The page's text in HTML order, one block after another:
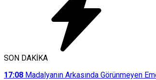
SON DAKİKA
17:08 Madalyanın Arkasında Görünmeyen